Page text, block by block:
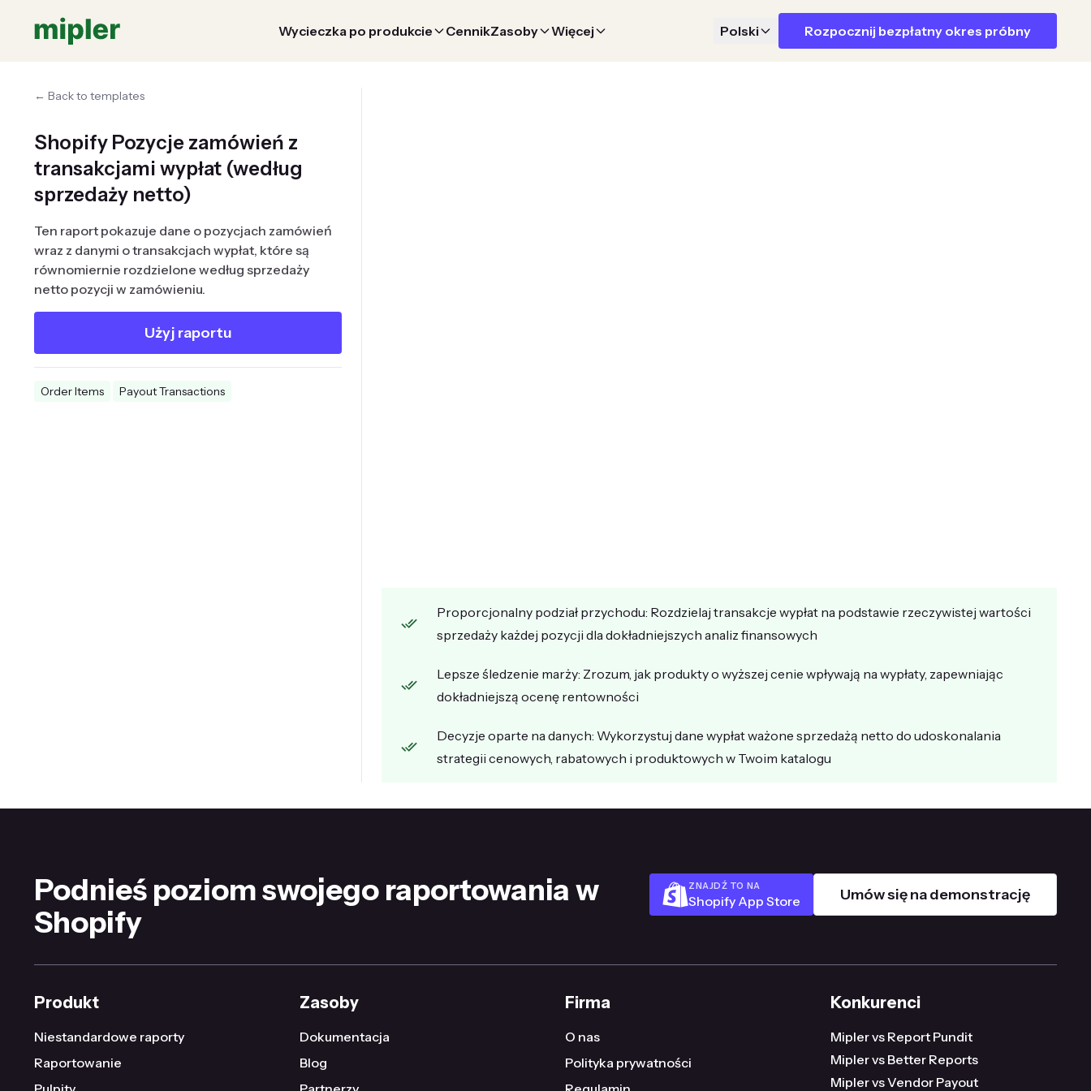
Wycieczka po produkcie CennikZasoby Więcej Polski Rozpocznij bezpłatny okres próbny
← Back to templates
Shopify Pozycje zamówień z
transakcjami wypłat (według
sprzedaży netto)
Ten raport pokazuje dane o pozycjach zamówień
wraz z danymi o transakcjach wypłat, które są
równomiernie rozdzielone według sprzedaży
netto pozycji w zamówieniu.
Użyj raportu
Order Items Payout Transactions
Proporcjonalny podział przychodu: Rozdzielaj transakcje wypłat na podstawie rzeczywistej wartości
sprzedaży każdej pozycji dla dokładniejszych analiz finansowych
Lepsze śledzenie marży: Zrozum, jak produkty o wyższej cenie wpływają na wypłaty, zapewniając
dokładniejszą ocenę rentowności
Decyzje oparte na danych: Wykorzystuj dane wypłat ważone sprzedażą netto do udoskonalania
strategii cenowych, rabatowych i produktowych w Twoim katalogu
Podnieś poziom swojego raportowania w
Shopify
ZNAJDŹ TO NA
Shopify App Store Umów się na demonstrację
Produkt
Niestandardowe raporty
Raportowanie
Zasoby
Dokumentacja
Blog
Firma
O nas
Polityka prywatności
Konkurenci
Mipler vs Report Pundit
Mipler vs Better Reports
Mipler vs Vendor Payout